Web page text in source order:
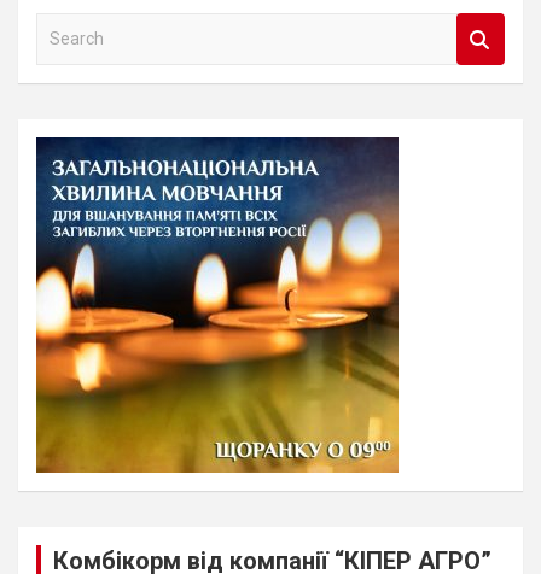
a
Комбікорм від компанії “КІПЕР АГРО”